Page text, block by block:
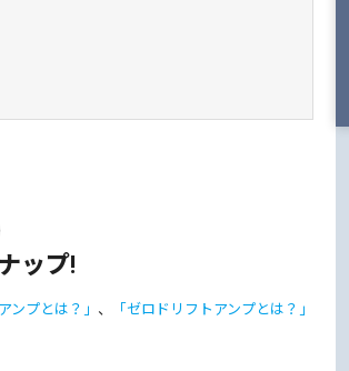
ップ!
ンプとは？」 、 「ゼロドリフトアンプとは？」